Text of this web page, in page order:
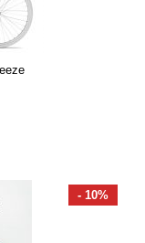
- 10%